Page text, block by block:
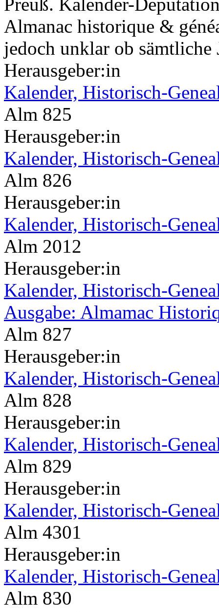
Almanac historique &
jedoch unklar ob sämtliche
Herausgeber:in
Kalender, Historisch-
Alm 825
Herausgeber:in
Kalender, Historisch-
Alm 826
Herausgeber:in
Kalender, Historisch-
Alm 2012
Herausgeber:in
Kalender, Historisch-
Ausgabe: Almamac
Alm 827
Herausgeber:in
Kalender, Historisch-
Alm 828
Herausgeber:in
Kalender, Historisch-
Alm 829
Herausgeber:in
Kalender, Historisch-
Alm 4301
Herausgeber:in
Kalender, Historisch-
Alm 830